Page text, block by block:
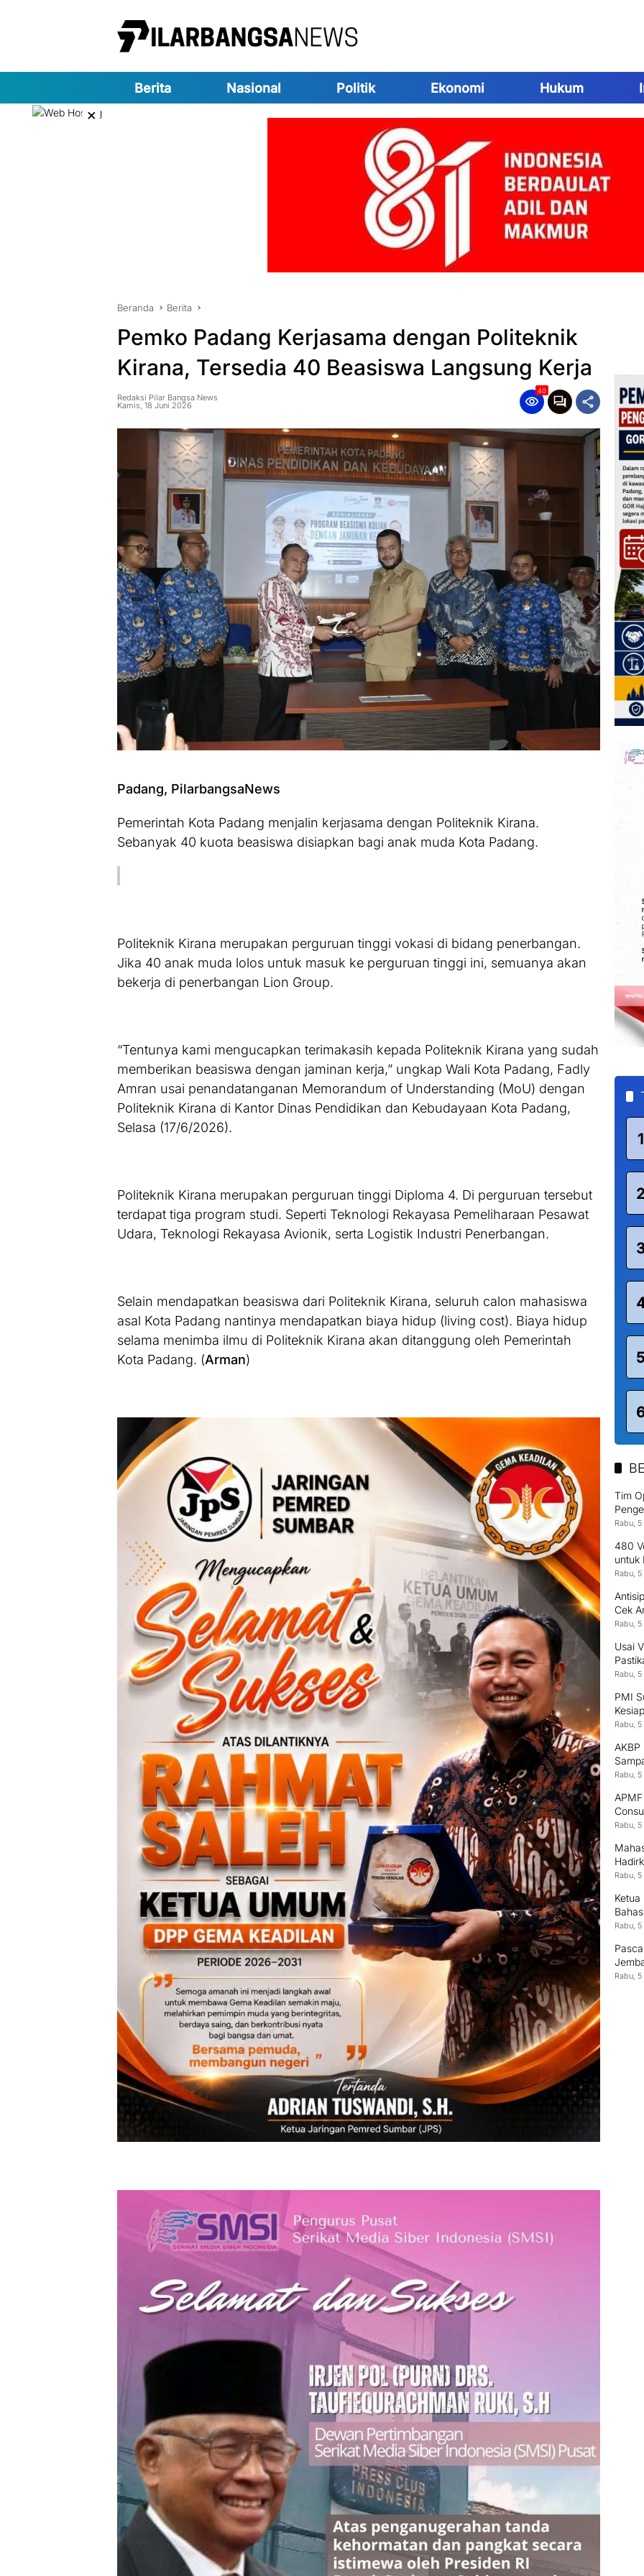
Berita Nasional Politik Ekonomi Hukum
×
Beranda Berita
Pemko Padang Kerjasama dengan Politeknik
Kirana, Tersedia 40 Beasiswa Langsung Kerja
Redaksi Pilar Bangsa News
Kamis, 18 Juni 2026
40
Padang, PilarbangsaNews
Pemerintah Kota Padang menjalin kerjasama dengan Politeknik Kirana.
Sebanyak 40 kuota beasiswa disiapkan bagi anak muda Kota Padang.
Politeknik Kirana merupakan perguruan tinggi vokasi di bidang penerbangan.
Jika 40 anak muda lolos untuk masuk ke perguruan tinggi ini, semuanya akan
bekerja di penerbangan Lion Group.
“Tentunya kami mengucapkan terimakasih kepada Politeknik Kirana yang sudah
memberikan beasiswa dengan jaminan kerja,” ungkap Wali Kota Padang, Fadly
Amran usai penandatanganan Memorandum of Understanding (MoU) dengan
Politeknik Kirana di Kantor Dinas Pendidikan dan Kebudayaan Kota Padang,
Selasa (17/6/2026).
Politeknik Kirana merupakan perguruan tinggi Diploma 4. Di perguruan tersebut
terdapat tiga program studi. Seperti Teknologi Rekayasa Pemeliharaan Pesawat
Udara, Teknologi Rekayasa Avionik, serta Logistik Industri Penerbangan.
Selain mendapatkan beasiswa dari Politeknik Kirana, seluruh calon mahasiswa
asal Kota Padang nantinya mendapatkan biaya hidup (living cost). Biaya hidup
selama menimba ilmu di Politeknik Kirana akan ditanggung oleh Pemerintah
Kota Padang. (Arman)
1
2
5
Tim
Rabu,
480
untuk
Rabu,
Cek
Rabu,
Usai
Rabu,
PMI
Rabu,
Rabu,
Rabu,
Rabu,
Ketua
Rabu,
Rabu,